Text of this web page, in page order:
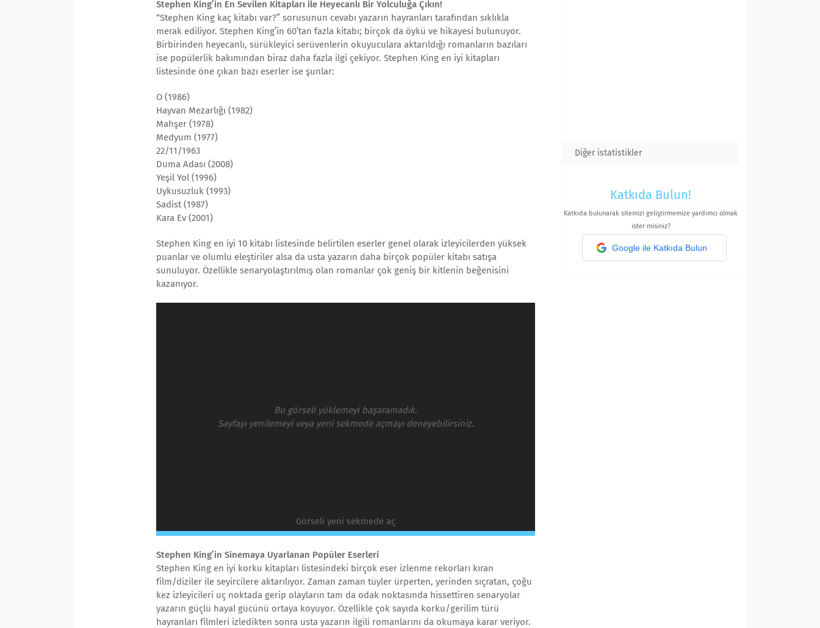
Stephen King’in En Sevilen Kitapları ile Heyecanlı Bir Yolculuğa Çıkın!
“Stephen King kaç kitabı var?” sorusunun cevabı yazarın hayranları tarafından sıklıkla
merak ediliyor. Stephen King’in 60’tan fazla kitabı; birçok da öykü ve hikayesi bulunuyor.
Birbirinden heyecanlı, sürükleyici serüvenlerin okuyuculara aktarıldığı romanların bazıları
ise popülerlik bakımından biraz daha fazla ilgi çekiyor. Stephen King en iyi kitapları
listesinde öne çıkan bazı eserler ise şunlar:
O (1986)
Hayvan Mezarlığı (1982)
Mahşer (1978)
Medyum (1977)
22/11/1963
Duma Adası (2008)
Yeşil Yol (1996)
Uykusuzluk (1993)
Sadist (1987)
Kara Ev (2001)
Stephen King en iyi 10 kitabı listesinde belirtilen eserler genel olarak izleyicilerden yüksek
puanlar ve olumlu eleştiriler alsa da usta yazarın daha birçok popüler kitabı satışa
sunuluyor. Özellikle senaryolaştırılmış olan romanlar çok geniş bir kitlenin beğenisini
kazanıyor.
Bu görseli yüklemeyi başaramadık.
Sayfayı yenilemeyi veya yeni sekmede açmayı deneyebilirsiniz.
Görseli yeni sekmede aç
Stephen King’in Sinemaya Uyarlanan Popüler Eserleri
Stephen King en iyi korku kitapları listesindeki birçok eser izlenme rekorları kıran
film/diziler ile seyircilere aktarılıyor. Zaman zaman tüyler ürperten, yerinden sıçratan, çoğu
kez izleyicileri uç noktada gerip olayların tam da odak noktasında hissettiren senaryolar
yazarın güçlü hayal gücünü ortaya koyuyor. Özellikle çok sayıda korku/gerilim türü
hayranları filmleri izledikten sonra usta yazarın ilgili romanlarını da okumaya karar veriyor.
Diğer istatistikler
Katkıda Bulun!
Katkıda bulunarak sitemizi geliştirmemize yardımcı olmak
ister misiniz?
Google ile Katkıda Bulun